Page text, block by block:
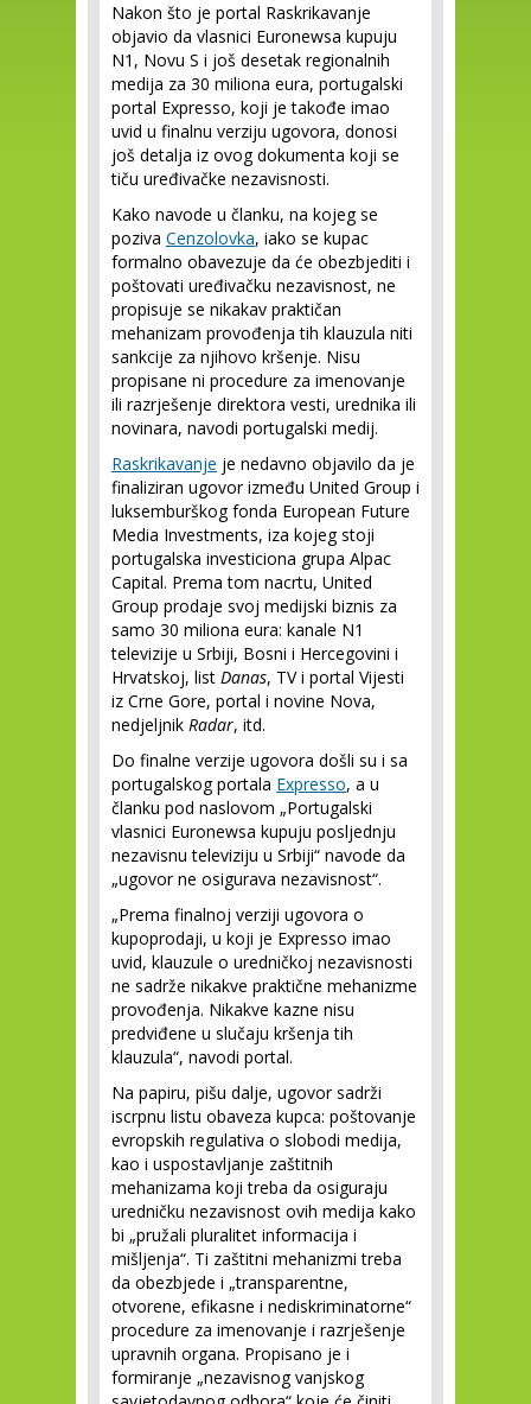
Nakon što je portal Raskrikavanje
objavio da vlasnici Euronewsa kupuju
N1, Novu S i još desetak regionalnih
medija za 30 miliona eura, portugalski
portal Expresso, koji je takođe imao
uvid u finalnu verziju ugovora, donosi
još detalja iz ovog dokumenta koji se
tiču uređivačke nezavisnosti.
Kako navode u članku, na kojeg se
poziva Cenzolovka, iako se kupac
formalno obavezuje da će obezbjediti i
poštovati uređivačku nezavisnost, ne
propisuje se nikakav praktičan
mehanizam provođenja tih klauzula niti
sankcije za njihovo kršenje. Nisu
propisane ni procedure za imenovanje
ili razrješenje direktora vesti, urednika ili
novinara, navodi portugalski medij.
Raskrikavanje je nedavno objavilo da je
finaliziran ugovor između United Group i
luksemburškog fonda European Future
Media Investments, iza kojeg stoji
portugalska investiciona grupa Alpac
Capital. Prema tom nacrtu, United
Group prodaje svoj medijski biznis za
samo 30 miliona eura: kanale N1
televizije u Srbiji, Bosni i Hercegovini i
Hrvatskoj, list Danas, TV i portal Vijesti
iz Crne Gore, portal i novine Nova,
nedjeljnik Radar, itd.
Do finalne verzije ugovora došli su i sa
portugalskog portala Expresso, a u
članku pod naslovom „Portugalski
vlasnici Euronewsa kupuju posljednju
nezavisnu televiziju u Srbiji“ navode da
„ugovor ne osigurava nezavisnost“.
„Prema finalnoj verziji ugovora o
kupoprodaji, u koji je Expresso imao
uvid, klauzule o uredničkoj nezavisnosti
ne sadrže nikakve praktične mehanizme
provođenja. Nikakve kazne nisu
predviđene u slučaju kršenja tih
klauzula“, navodi portal.
Na papiru, pišu dalje, ugovor sadrži
iscrpnu listu obaveza kupca: poštovanje
evropskih regulativa o slobodi medija,
kao i uspostavljanje zaštitnih
mehanizama koji treba da osiguraju
uredničku nezavisnost ovih medija kako
bi „pružali pluralitet informacija i
mišljenja“. Ti zaštitni mehanizmi treba
da obezbjede i „transparentne,
otvorene, efikasne i nediskriminatorne“
procedure za imenovanje i razrješenje
upravnih organa. Propisano je i
formiranje „nezavisnog vanjskog